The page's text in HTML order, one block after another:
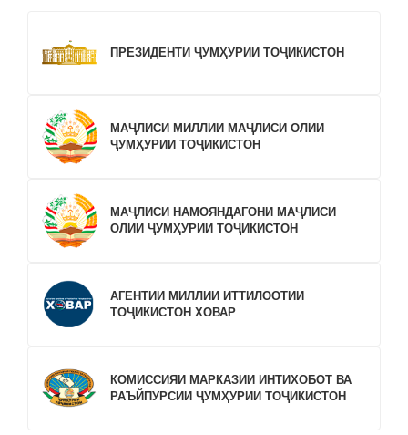
ПРЕЗИДЕНТИ ҶУМҲУРИИ ТОҶИКИСТОН
МАҶЛИСИ МИЛЛИИ МАҶЛИСИ ОЛИИ
ҶУМҲУРИИ ТОҶИКИСТОН
МАҶЛИСИ НАМОЯНДАГОНИ МАҶЛИСИ
ОЛИИ ҶУМҲУРИИ ТОҶИКИСТОН
АГЕНТИИ МИЛЛИИ ИТТИЛООТИИ
ТОҶИКИСТОН ХОВАР
КОМИССИЯИ МАРКАЗИИ ИНТИХОБОТ ВА
РАЪЙПУРСИИ ҶУМҲУРИИ ТОҶИКИСТОН